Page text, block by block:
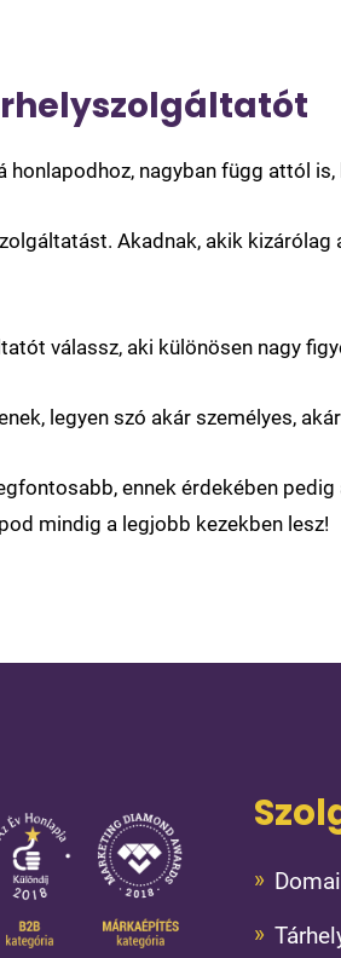
honlapodhoz, nagyban függ attól
Akadnak, akik
válassz, aki különösen nagy
legyen szó akár személyes,
ennek érdekében
mindig a legjobb kezekben lesz!